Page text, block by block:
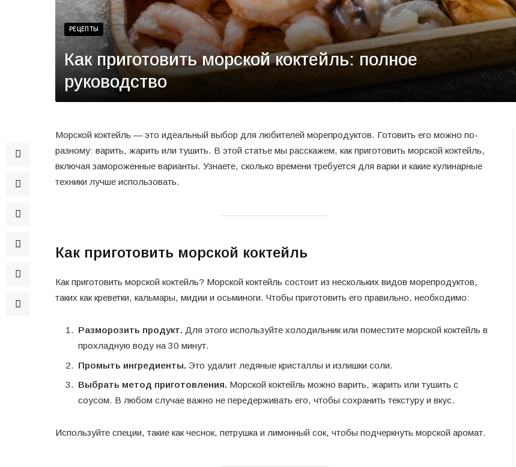
РЕЦЕПТЫ
Как приготовить морской коктейль: полное
руководство
Морской коктейль — это идеальный выбор для любителей морепродуктов. Готовить его можно по-
разному: варить, жарить или тушить. В этой статье мы расскажем, как приготовить морской коктейль,
включая замороженные варианты. Узнаете, сколько времени требуется для варки и какие кулинарные
техники лучше использовать.
Как приготовить морской коктейль
Как приготовить морской коктейль? Морской коктейль состоит из нескольких видов морепродуктов,
таких как креветки, кальмары, мидии и осьминоги. Чтобы приготовить его правильно, необходимо:
Разморозить продукт. Для этого используйте холодильник или поместите морской коктейль в
прохладную воду на 30 минут.
Промыть ингредиенты. Это удалит ледяные кристаллы и излишки соли.
Выбрать метод приготовления. Морской коктейль можно варить, жарить или тушить с
соусом. В любом случае важно не передерживать его, чтобы сохранить текстуру и вкус.
Используйте специи, такие как чеснок, петрушка и лимонный сок, чтобы подчеркнуть морской аромат.